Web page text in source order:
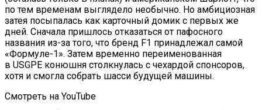
по тем временам выглядело необычно. Но амбициозная
затея посыпалась как карточный домик с первых же
дней. Сначала пришлось отказаться от пафосного
названия из-за того, что бренд F1 принадлежал самой
«Формуле-1». Затем временно переименованная
в USGPE конюшня столкнулась с чехардой спонсоров,
хотя и смогла собрать шасси будущей машины.
Смотреть на YouTube